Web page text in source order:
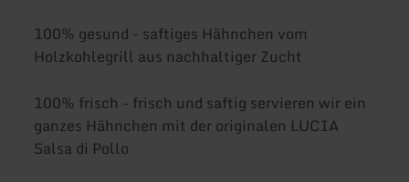
100% gesund - saftiges Hähnchen vom
Holzkohlegrill aus nachhaltiger Zucht
100% frisch - frisch und saftig servieren wir ein
ganzes Hähnchen mit der originalen LUCIA
Salsa di Pollo